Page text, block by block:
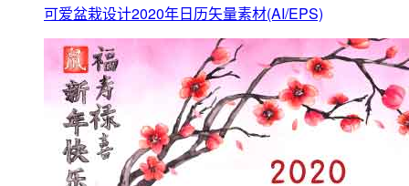
可爱盆栽设计2020年日历矢量素材(AI/EPS)